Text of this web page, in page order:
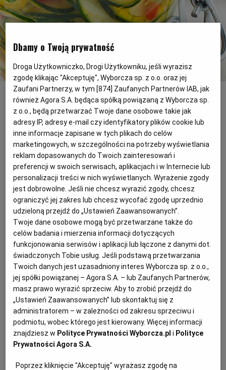
NAPOJE
MAKARONY
DRÓB
MIĘSA
RYBY
PRZEKĄSKI
DOMOWE PRZETWORY
SOST, DIPY I INNE DODATKI
DOMOWE PRZYJĘCIE
KUCHNIA CHIŃSKA
KUCHNIA GRECKA
KUCHNIA PORTUGALSKA
KUCHNIA FRANCUSKA
KUCHNIA AMERYKAŃSKA
KUCHNIA POLSKA
KUCHNIA MEKSYKAŃSKA
KUCHNIA INDYJSKA
KUCHNIA HISZPAŃSKA
KUCHNIA NIEMIECKA
ZAKUPY
FIT PRZEPISY
WEGAN
BEZ GLUTENU
PODRÓŻE KULINARNE
HISTORIE KULINARNE
FELIETONY KULINARNE
KSIĄŻKI KULINARNE
SZEF KUCHNI
NASZE SERWISY
BIAŁYSTOK
BIELSKO-BIAŁA
BYDGOSZCZ
CZĘSTOCHOWA
ELBLĄG
GLIWICE
GORZÓW WIELKOPOLSKI
KALISZ
KATOWICE
KIELCE
WYBORCZA.PL
MAGAZYNY
DUŻY FORMAT
WOLNA SOBOTA
ALE HISTORIA
WYBORCZA TV I VOD
TYLKO ZDROWIE
KSIĄŻKI. MAGAZYN DO CZYTANIA
NASZA EUROPA
SŁÓWKA. MAGAZYN O JĘZYKU
WYBORCZA CLASSIC
WYBORCZA.BIZ
WYSOKIE OBCASY
BIQDATA
JUTRONAUCI
ARCHIWUM
INNE SERWISY
GAZETA.PL
Cukinia w oliwie (Fot. Shutterstock)
Cukinię w oliwie podajemy w
temperaturze pokojowej jako przystawkę z
serem lub pieczywem, albo na ciepło jako
jarzynkę do mięs, posypaną świeżo
zmielonym pieprzem
Dbamy o Twoją prywatność
Droga Użytkowniczko, Drogi Użytkowniku, jeśli wyrazisz
zgodę klikając "Akceptuję", Wyborcza sp. z o.o. oraz jej
Zaufani Partnerzy, w tym [874] Zaufanych Partnerów IAB, jak
również Agora S.A. będąca spółką powiązaną z Wyborcza sp.
z o.o., będą przetwarzać Twoje dane osobowe takie jak
adresy IP, adresy e-mail czy identyfikatory plików cookie lub
inne informacje zapisane w tych plikach do celów
marketingowych, w szczególności na potrzeby wyświetlania
reklam dopasowanych do Twoich zainteresowań i
preferencji w swoich serwisach, aplikacjach i w Internecie lub
personalizacji treści w nich wyświetlanych. Wyrażenie zgody
jest dobrowolne. Jeśli nie chcesz wyrazić zgody, chcesz
ograniczyć jej zakres lub chcesz wycofać zgodę uprzednio
udzieloną przejdź do „Ustawień Zaawansowanych”.
Twoje dane osobowe mogą być przetwarzane także do
celów badania i mierzenia informacji dotyczących
funkcjonowania serwisów i aplikacji lub łączone z danymi dot.
świadczonych Tobie usług. Jeśli podstawą przetwarzania
Twoich danych jest uzasadniony interes Wyborcza sp. z o.o.,
jej spółki powiązanej – Agora S.A. – lub Zaufanych Partnerów,
masz prawo wyrazić sprzeciw. Aby to zrobić przejdź do
„Ustawień Zaawansowanych” lub skontaktuj się z
administratorem – w zależności od zakresu sprzeciwu i
podmiotu, wobec którego jest kierowany. Więcej informacji
znajdziesz w Polityce Prywatności Wyborcza.pl i Polityce
Prywatności Agora S.A.
Poprzez kliknięcie "Akceptuję" wyrażasz zgodę na